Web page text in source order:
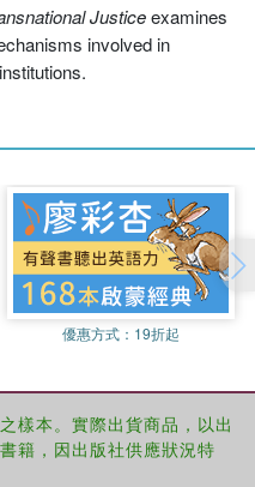
Justiceexamines
involved in
優惠方式： 19折起
樣本。實際出貨商品，以出
籍，因出版社供應狀況特